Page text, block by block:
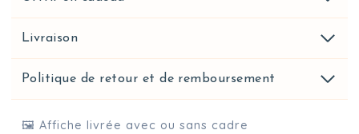
Livraison
Politique de retour et de remboursement
🖼️ Affiche livrée avec ou sans cadre